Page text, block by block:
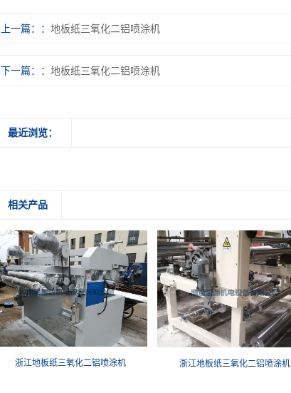
上一篇： 地板纸三氧化二铝喷涂机
下一篇： 地板纸三氧化二铝喷涂机
最近浏览：
相关产品
浙江地板纸三氧化二铝喷涂机 浙江地板纸三氧化二铝喷涂机